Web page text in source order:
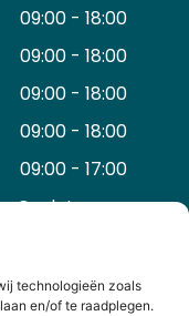
technologieën zoals
en/of te raadplegen.
09:00 - 18:00
09:00 - 18:00
09:00 - 18:00
09:00 - 18:00
09:00 - 17:00
Gesloten ​ ​ ​ ​ ​ ​ ​